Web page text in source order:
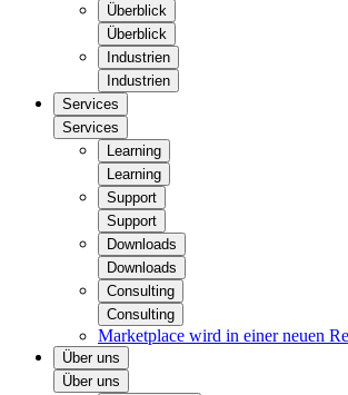
Überblick
Überblick
Industrien
Industrien
Services
Services
Learning
Learning
Support
Support
Downloads
Downloads
Consulting
Consulting
Marketplace wird in einer neuen
Über uns
Über uns